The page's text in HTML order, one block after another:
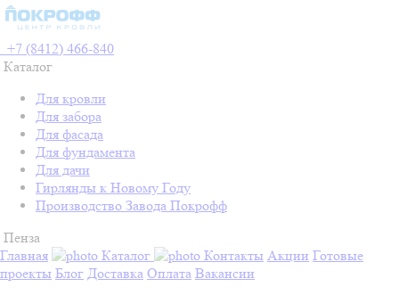
+7 (8412) 466-840
Каталог
Для кровли
Для забора
Для фасада
Для фундамента
Для дачи
Гирлянды к Новому Году
Производство Завода Покрофф
Пенза
Главная
Каталог Контакты Акции Готовые
проекты Блог Доставка Оплата Вакансии